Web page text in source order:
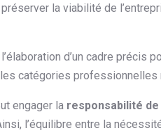
la viabilité de
d’un cadre précis
catégories professionnelles
engager la responsabilité de
l’équilibre entre la